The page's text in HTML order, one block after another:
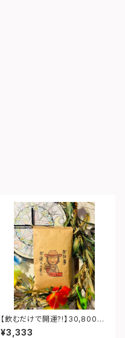
【飲むだけで開運?!】30,800円
の神コーヒー（1袋100g）
¥3,333